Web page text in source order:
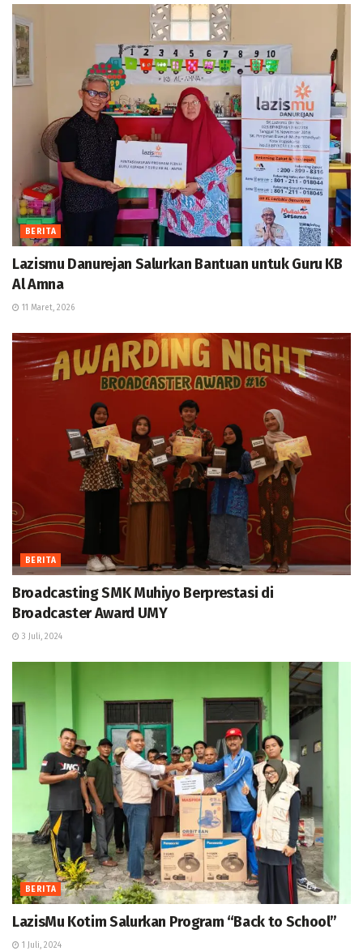
BERITA
Lazismu Danurejan Salurkan Bantuan untuk Guru KB
Al Amna
11 Maret, 2026
BERITA
Broadcasting SMK Muhiyo Berprestasi di
Broadcaster Award UMY
3 Juli, 2024
BERITA
LazisMu Kotim Salurkan Program “Back to School”
1 Juli, 2024